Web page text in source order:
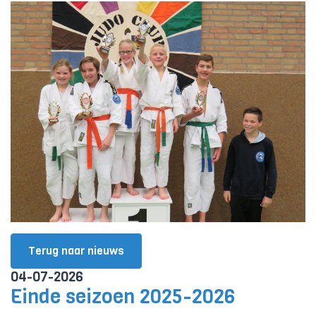
Terug naar nieuws
04-07-2026
Einde seizoen 2025-2026